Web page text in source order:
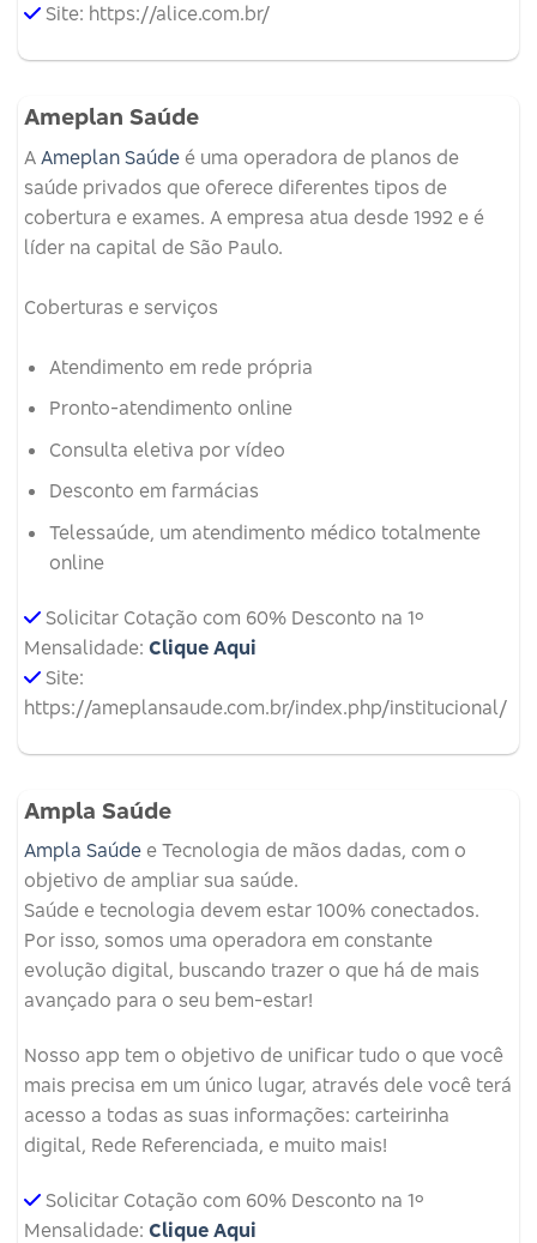
Site: https://alice.com.br/
Ameplan Saúde
A Ameplan Saúde é uma operadora de planos de
saúde privados que oferece diferentes tipos de
cobertura e exames. A empresa atua desde 1992 e é
líder na capital de São Paulo.
Coberturas e serviços
Atendimento em rede própria
Pronto-atendimento online
Consulta eletiva por vídeo
Desconto em farmácias
Telessaúde, um atendimento médico totalmente
online
Solicitar Cotação com 60% Desconto na 1º
Mensalidade: Clique Aqui
Site:
https://ameplansaude.com.br/index.php/institucional/
Ampla Saúde
Ampla Saúde e Tecnologia de mãos dadas, com o
objetivo de ampliar sua saúde.
Saúde e tecnologia devem estar 100% conectados.
Por isso, somos uma operadora em constante
evolução digital, buscando trazer o que há de mais
avançado para o seu bem-estar!
Nosso app tem o objetivo de unificar tudo o que você
mais precisa em um único lugar, através dele você terá
acesso a todas as suas informações: carteirinha
digital, Rede Referenciada, e muito mais!
Solicitar Cotação com 60% Desconto na 1º
Mensalidade: Clique Aqui